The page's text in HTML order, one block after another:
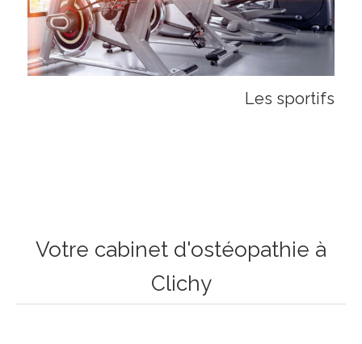
Les sportifs
Votre cabinet d'ostéopathie à
Clichy